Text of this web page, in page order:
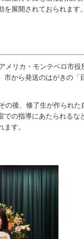
展開されておられます。
メリカ・モンテベロ市役
市から発送のはがきの「
の後、修了生が作られた
での指導にあたられるな
す。